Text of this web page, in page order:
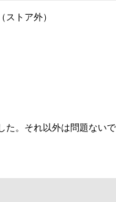
。それ以外は問題ないで